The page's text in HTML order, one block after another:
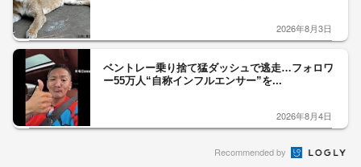
2026年8月3日
ベントレー乗り捨て猛ダッシュで逃走…フォロワ
ー55万人“自称インフルエンサー”を...
2026年8月4日
Recommended by